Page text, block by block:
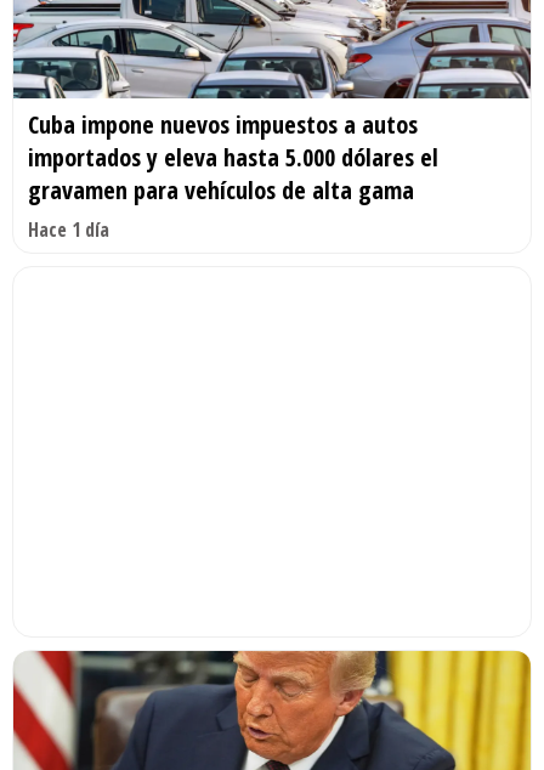
Cuba impone nuevos impuestos a autos
importados y eleva hasta 5.000 dólares el
gravamen para vehículos de alta gama
Hace 1 día